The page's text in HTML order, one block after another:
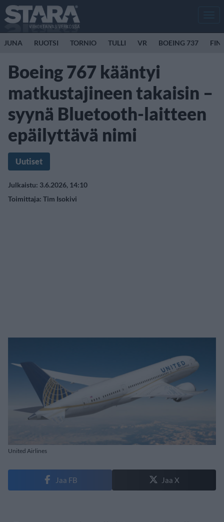
JUNA RUOTSI TORNIO TULLI VR BOEING 737
Boeing 767 kääntyi
matkustajineen takaisin –
syynä Bluetooth-laitteen
epäilyttävä nimi
Uutiset
Julkaistu: 3.6.2026, 14:10
Toimittaja: Tim Isokivi
United Airlines
Jaa FB Jaa X